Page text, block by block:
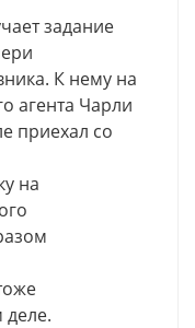
задание
К нему на
агента Чарли
приехал со
на
деле.